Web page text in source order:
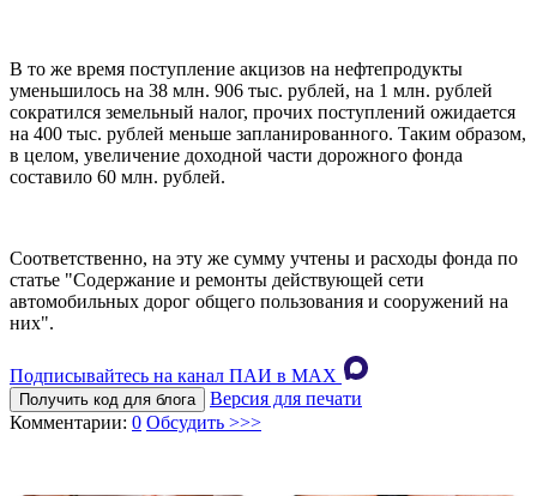
В то же время поступление акцизов на нефтепродукты
уменьшилось на 38 млн. 906 тыс. рублей, на 1 млн. рублей
сократился земельный налог, прочих поступлений ожидается
на 400 тыс. рублей меньше запланированного. Таким образом,
в целом, увеличение доходной части дорожного фонда
составило 60 млн. рублей.
Соответственно, на эту же сумму учтены и расходы фонда по
статье "Содержание и ремонты действующей сети
автомобильных дорог общего пользования и сооружений на
них".
Подписывайтесь на канал ПАИ в MAХ
Получить код для блога
Версия для печати
Комментарии: 0 Обсудить >>>